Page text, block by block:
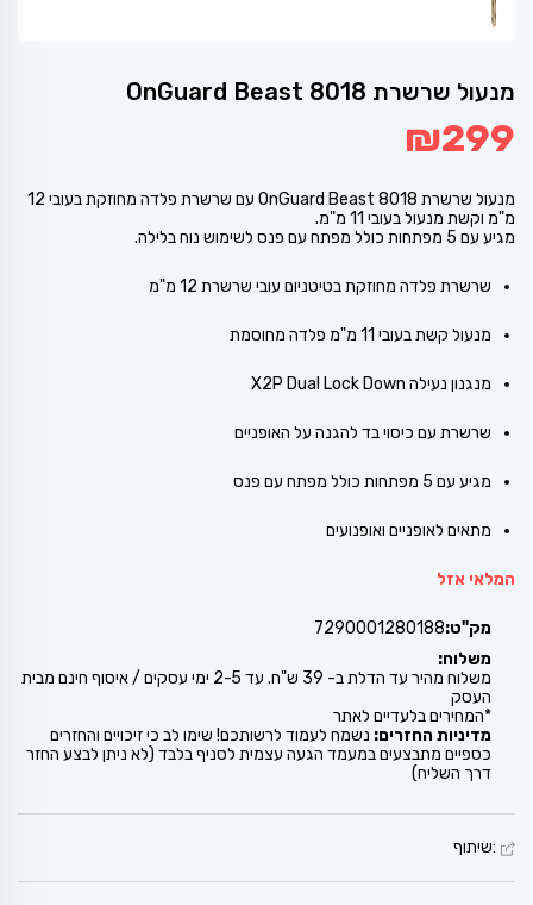
מנעול שרשרת OnGuard Beast 8018
₪299
מנעול שרשרת OnGuard Beast 8018 עם שרשרת פלדה מחוזקת בעובי 12
מ"מ וקשת מנעול בעובי 11 מ"מ.
מגיע עם 5 מפתחות כולל מפתח עם פנס לשימוש נוח בלילה.
שרשרת פלדה מחוזקת בטיטניום עובי שרשרת 12 מ"מ
מנעול קשת בעובי 11 מ"מ פלדה מחוסמת
מנגנון נעילה X2P Dual Lock Down
שרשרת עם כיסוי בד להגנה על האופניים
מגיע עם 5 מפתחות כולל מפתח עם פנס
מתאים לאופניים ואופנועים
המלאי אזל
מק"ט:7290001280188
משלוח:
משלוח מהיר עד הדלת ב- 39 ש"ח. עד 2-5 ימי עסקים / איסוף חינם מבית
העסק
*המחירים בלעדיים לאתר
מדיניות החזרים: נשמח לעמוד לרשותכם! שימו לב כי זיכויים והחזרים
כספיים מתבצעים במעמד הגעה עצמית לסניף בלבד (לא ניתן לבצע החזר
דרך השליח)
:שיתוף